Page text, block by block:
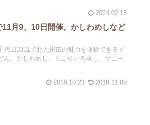
2024.02.13
11月9、10日開催。かしわめしなど
代田3331で北九州市の魅力を体験できるイ
、かしわめし、ミニせいろ蒸し、サニー
2019.10.23 2019.11.09